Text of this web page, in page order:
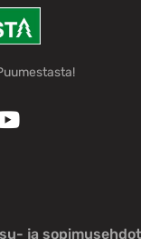
ja sopimusehdot